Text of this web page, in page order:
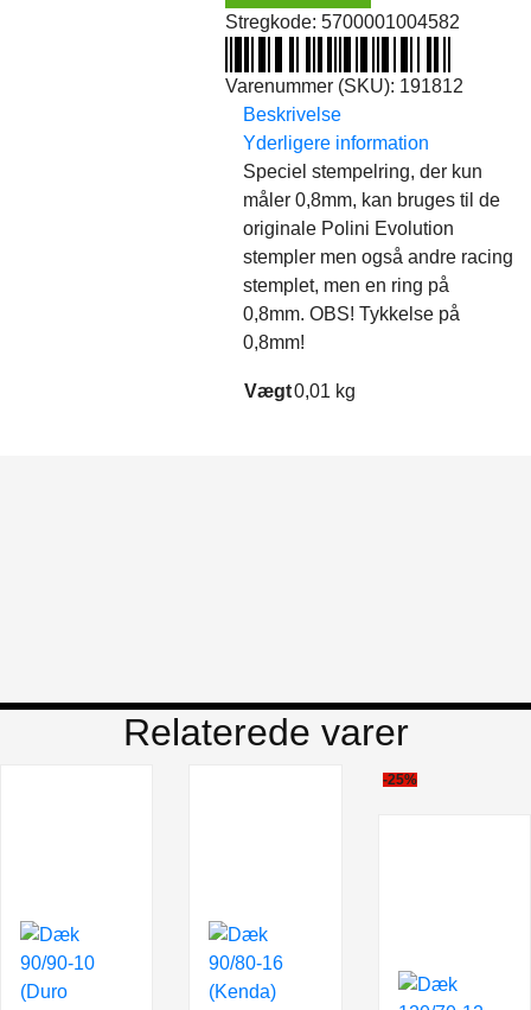
EVO)
Stregkode: 5700001004582
Varenummer (SKU): 191812
Beskrivelse
Yderligere information
Speciel stempelring, der kun
måler 0,8mm, kan bruges til de
originale Polini Evolution
stempler men også andre racing
stemplet, men en ring på
0,8mm. OBS! Tykkelse på
0,8mm!
Vægt0,01 kg
Relaterede varer
-25%